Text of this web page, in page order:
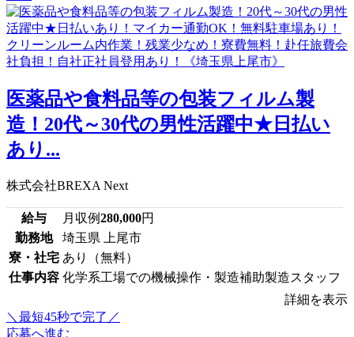
医薬品や食料品等の包装フィルム製
造！20代～30代の男性活躍中★日払い
あり...
株式会社BREXA Next
給与 月収例280,000円
勤務地
埼玉県 上尾市
寮・社宅 あり（無料）
仕事内容 化学系工場での機械操作・製造補助製造スタッフ
詳細を表示
＼最短45秒で完了／
応募へ進む